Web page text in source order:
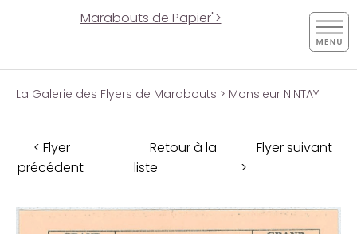
Marabouts de Papier">
La Galerie des Flyers de Marabouts > Monsieur N'NTAY
< Flyer
précédent
Retour à la
liste
Flyer suivant
>